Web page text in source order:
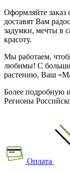
Оформляйте заказ
доставят Вам
задумки, мечты в
красоту.
Мы работаем,
любимы! С
растению, Ваш
Более подробную
Регионы
Оплата